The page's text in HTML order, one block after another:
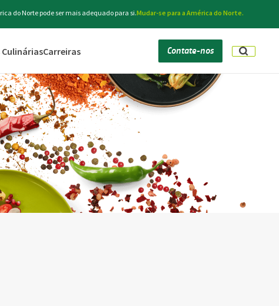
do Norte pode ser mais adequado para si.Mudar-se para a América do Norte.
Carreiras Contate-nos